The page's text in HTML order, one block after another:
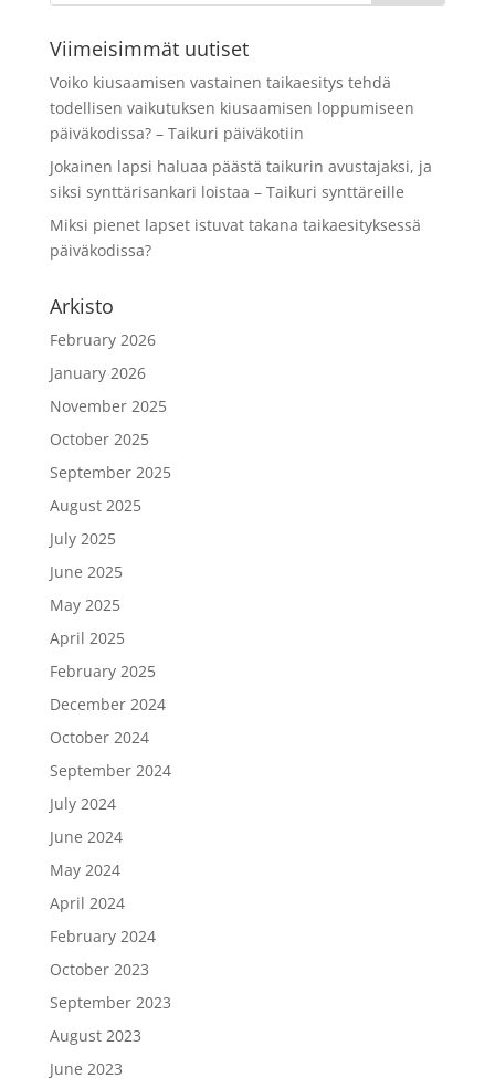
Viimeisimmät uutiset
Voiko kiusaamisen vastainen taikaesitys tehdä
todellisen vaikutuksen kiusaamisen loppumiseen
päiväkodissa? – Taikuri päiväkotiin
Jokainen lapsi haluaa päästä taikurin avustajaksi, ja
siksi synttärisankari loistaa – Taikuri synttäreille
Miksi pienet lapset istuvat takana taikaesityksessä
päiväkodissa?
Arkisto
February 2026
January 2026
November 2025
October 2025
September 2025
August 2025
July 2025
June 2025
May 2025
April 2025
February 2025
December 2024
October 2024
September 2024
July 2024
June 2024
May 2024
April 2024
February 2024
October 2023
September 2023
August 2023
June 2023